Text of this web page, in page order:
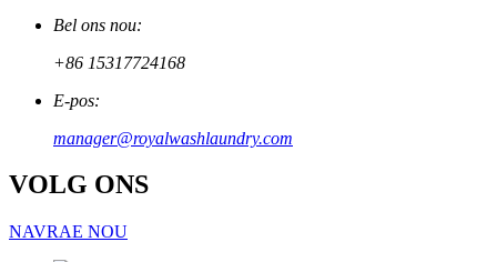
Bel ons nou:
+86 15317724168
E-pos:
manager@royalwashlaundry.com
VOLG ONS
NAVRAE NOU